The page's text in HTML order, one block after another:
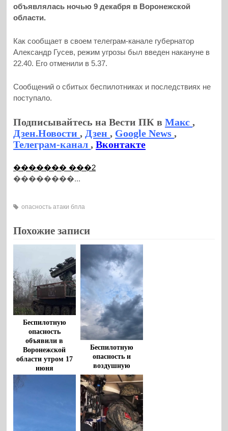
объявлялась ночью 9 декабря в Воронежской
области.
Как сообщает в своем телеграм-канале губернатор
Александр Гусев, режим угрозы был введен накануне в
22.40. Его отменили в 5.37.
Сообщений о сбитых беспилотниках и последствиях не
поступало.
Подписывайтесь на Вести ПК вМакс,
Дзен.Новости, Дзен, Google News,
Телеграм-канал,Вконтакте
������� ���2
��������...
опасность атаки бпла
Похожие записи
Беспилотную
опасность
объявили в
Воронежской
области утром 17
июня
Беспилотную
опасность и
воздушную
тревогу объявили
в Воронежской
области ночью 18
мая